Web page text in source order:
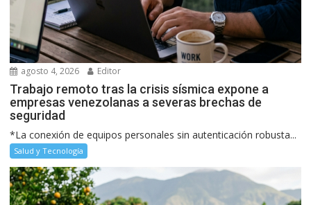
agosto 4, 2026 Editor
Trabajo remoto tras la crisis sísmica expone a
empresas venezolanas a severas brechas de
seguridad
*La conexión de equipos personales sin autenticación robusta...
Salud y Tecnología